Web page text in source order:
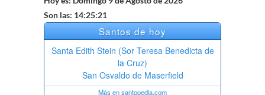
Son las: 14:25:22